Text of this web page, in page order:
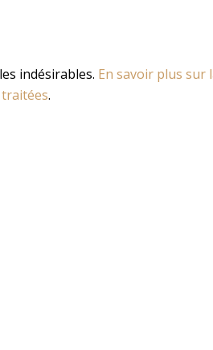
indésirables. En savoir plus sur
.